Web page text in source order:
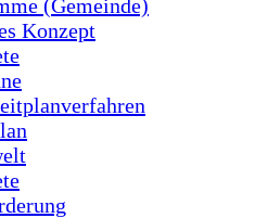
(Gemeinde)
Konzept